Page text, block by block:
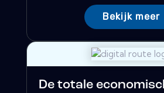
Bekijk meer
De totale